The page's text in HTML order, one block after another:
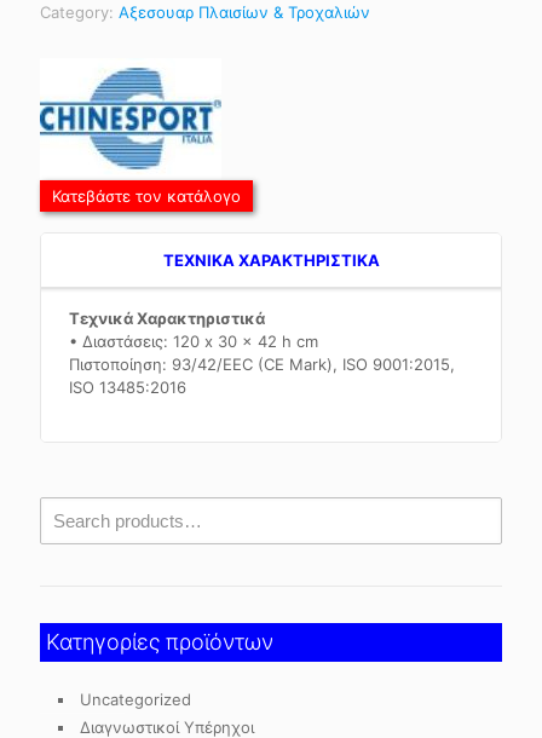
Category: Αξεσουαρ Πλαισίων & Τροχαλιών
Κατεβάστε τον κατάλογο
TEXNIKA ΧΑΡΑΚΤΗΡΙΣΤΙΚΑ
Τεχνικά Χαρακτηριστικά
• Διαστάσεις: 120 x 30 x 42 h cm
Πιστοποίηση: 93/42/EEC (CE Mark), ISO 9001:2015,
ISO 13485:2016
Κατηγορίες προϊόντων
Uncategorized
Διαγνωστικοί Υπέρηχοι